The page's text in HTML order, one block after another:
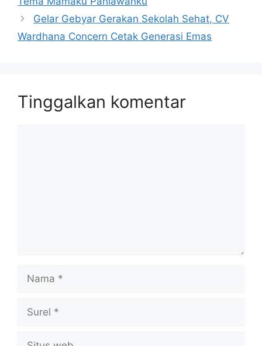
Gelar Gebyar Gerakan Sekolah Sehat, CV
Wardhana Concern Cetak Generasi Emas
Tinggalkan komentar